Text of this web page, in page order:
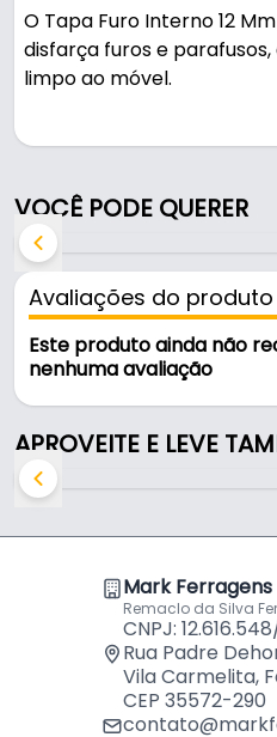
O Tapa Furo Interno 12
disfarça furos e
limpo ao móvel.
Fabricado em Polímero, é
uso diário.
Características:
- Marca: SR
- Modelo: Interno
- Forma: Redonda
- Diâmetro interno: 12 Mm
- Aplicação: Acabamento
Indicado para:
- Acabamento e
VOCÊ PODE QUERER
Avaliações do produto
Este produto ainda não
nenhuma avaliação
APROVEITE E LEVE
Mark Ferragens
Remaclo da Silva
CNPJ:
Rua Padre
Vila Carmelita,
CEP 35572-290